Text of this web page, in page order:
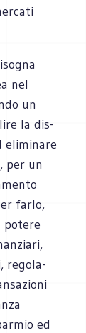
nel
un
la dis­
eli­mi­nare
per un
farlo,
potere
rego­la­
ed